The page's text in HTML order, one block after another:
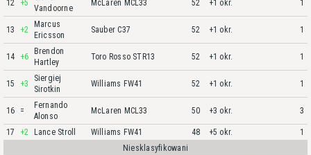
12 +5
Vandoorne
McLaren MCL33 52 +1 okr. 1
13 +2
Marcus
Ericsson
Sauber C37 52 +1 okr. 1
14 +6
Brendon
Hartley
Toro Rosso STR13 52 +1 okr. 1
15 +3
Siergiej
Sirotkin
Williams FW41 52 +1 okr. 1
16 =
Fernando
Alonso
McLaren MCL33 50 +3 okr. 3
17 +2 Lance Stroll Williams FW41 48 +5 okr.
1
Niesklasyfikowani